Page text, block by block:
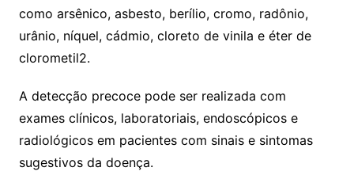
como arsênico, asbesto, berílio, cromo, radônio,
urânio, níquel, cádmio, cloreto de vinila e éter de
clorometil2.
A detecção precoce pode ser realizada com
exames clínicos, laboratoriais, endoscópicos e
radiológicos em pacientes com sinais e sintomas
sugestivos da doença.